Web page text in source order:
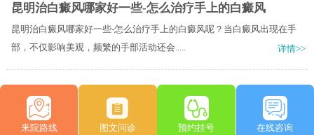
昆明治白癜风哪家好一些-怎么治疗手上的白癜风
昆明治白癜风哪家好一些-怎么治疗手上的白癜风呢？当白癜风出现在手
部，不仅影响美观，频繁的手部活动还会.....
详情>>
来院路线 图文问诊 预约挂号 在线咨询